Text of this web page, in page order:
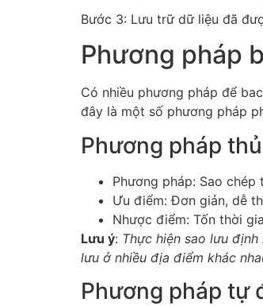
Bước 3: Lưu trữ dữ liệu đã
Phương pháp
Có nhiều phương pháp để
đây là một số phương pháp
Phương pháp
Phương pháp: Sao
Ưu điểm: Đơn giản, dễ
Nhược điểm: Tốn thời
Lưu ý: Thực hiện sao lưu
lưu ở nhiều địa điểm khác
Phương pháp tự